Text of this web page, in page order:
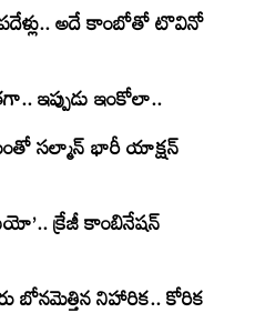
పదేళ్లు.. అదే కాంబోతో టొవినో
ఇప్పుడు ఇంకోలా..
సల్మాన్ భారీ యాక్షన్
క్రేజీ కాంబినేషన్
బోనమెత్తిన నిహారిక.. కోరిక